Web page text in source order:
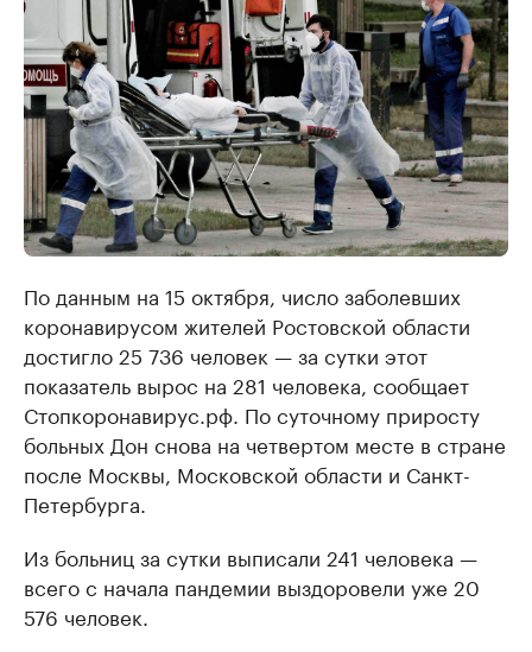
По данным на 15 октября, число заболевших
коронавирусом жителей Ростовской области
достигло 25 736 человек — за сутки этот
показатель вырос на 281 человека, сообщает
Стопкоронавирус.рф. По суточному приросту
больных Дон снова на четвертом месте в стране
после Москвы, Московской области и Санкт-
Петербурга.
Из больниц за сутки выписали 241 человека —
всего с начала пандемии выздоровели уже 20
576 человек.